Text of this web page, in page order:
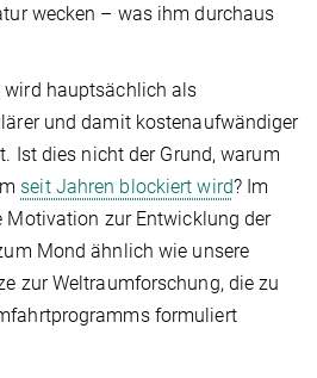
wecken – was ihm durchaus
wird hauptsächlich als
und damit kostenaufwändiger
Ist dies nicht der Grund, warum
seit Jahren blockiert wird? Im
Motivation zur Entwicklung der
Mond ähnlich wie unsere
zur Weltraumforschung, die zu
formuliert